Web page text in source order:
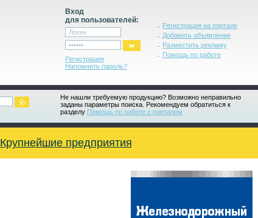
Вход
для пользователей:
Регистрация
Напомнить пароль?
Регистрация на портале
Добавить объявление
Разместить рекламу
Помощь по работе
Не нашли требуемую продукцию? Возможно неправильно
заданы параметры поиска. Рекомендуем обратиться к
разделу Помощь по работе с порталом
Крупнейшие предприятия